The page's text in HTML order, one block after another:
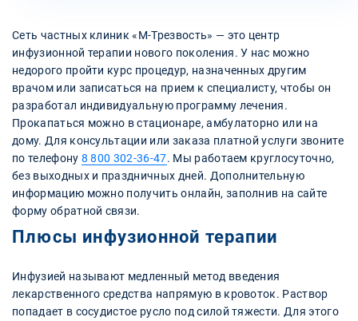
Сеть частных клиник «М-Трезвость» — это центр
инфузионной терапии нового поколения. У нас можно
недорого пройти курс процедур, назначенных другим
врачом или записаться на прием к специалисту, чтобы он
разработал индивидуальную программу лечения.
Прокапаться можно в стационаре, амбулаторно или на
дому. Для консультации или заказа платной услуги звоните
по телефону 8 800 302-36-47. Мы работаем круглосуточно,
без выходных и праздничных дней. Дополнительную
информацию можно получить онлайн, заполнив на сайте
форму обратной связи.
Плюсы инфузионной терапии
Инфузией называют медленный метод введения
лекарственного средства напрямую в кровоток. Раствор
попадает в сосудистое русло под силой тяжести. Для этого